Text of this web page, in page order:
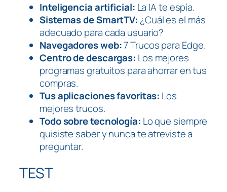
Inteligencia artificial: La IA te espía.
Sistemas de SmartTV: ¿Cuál es el más
adecuado para cada usuario?
Navegadores web:7 Trucos para Edge.
Centro de descargas: Los mejores
programas gratuitos para ahorrar en tus
compras.
Tus aplicaciones favoritas: Los
mejores trucos.
Todo sobre tecnología: Lo que siempre
quisiste saber y nunca te atreviste a
preguntar.
TEST